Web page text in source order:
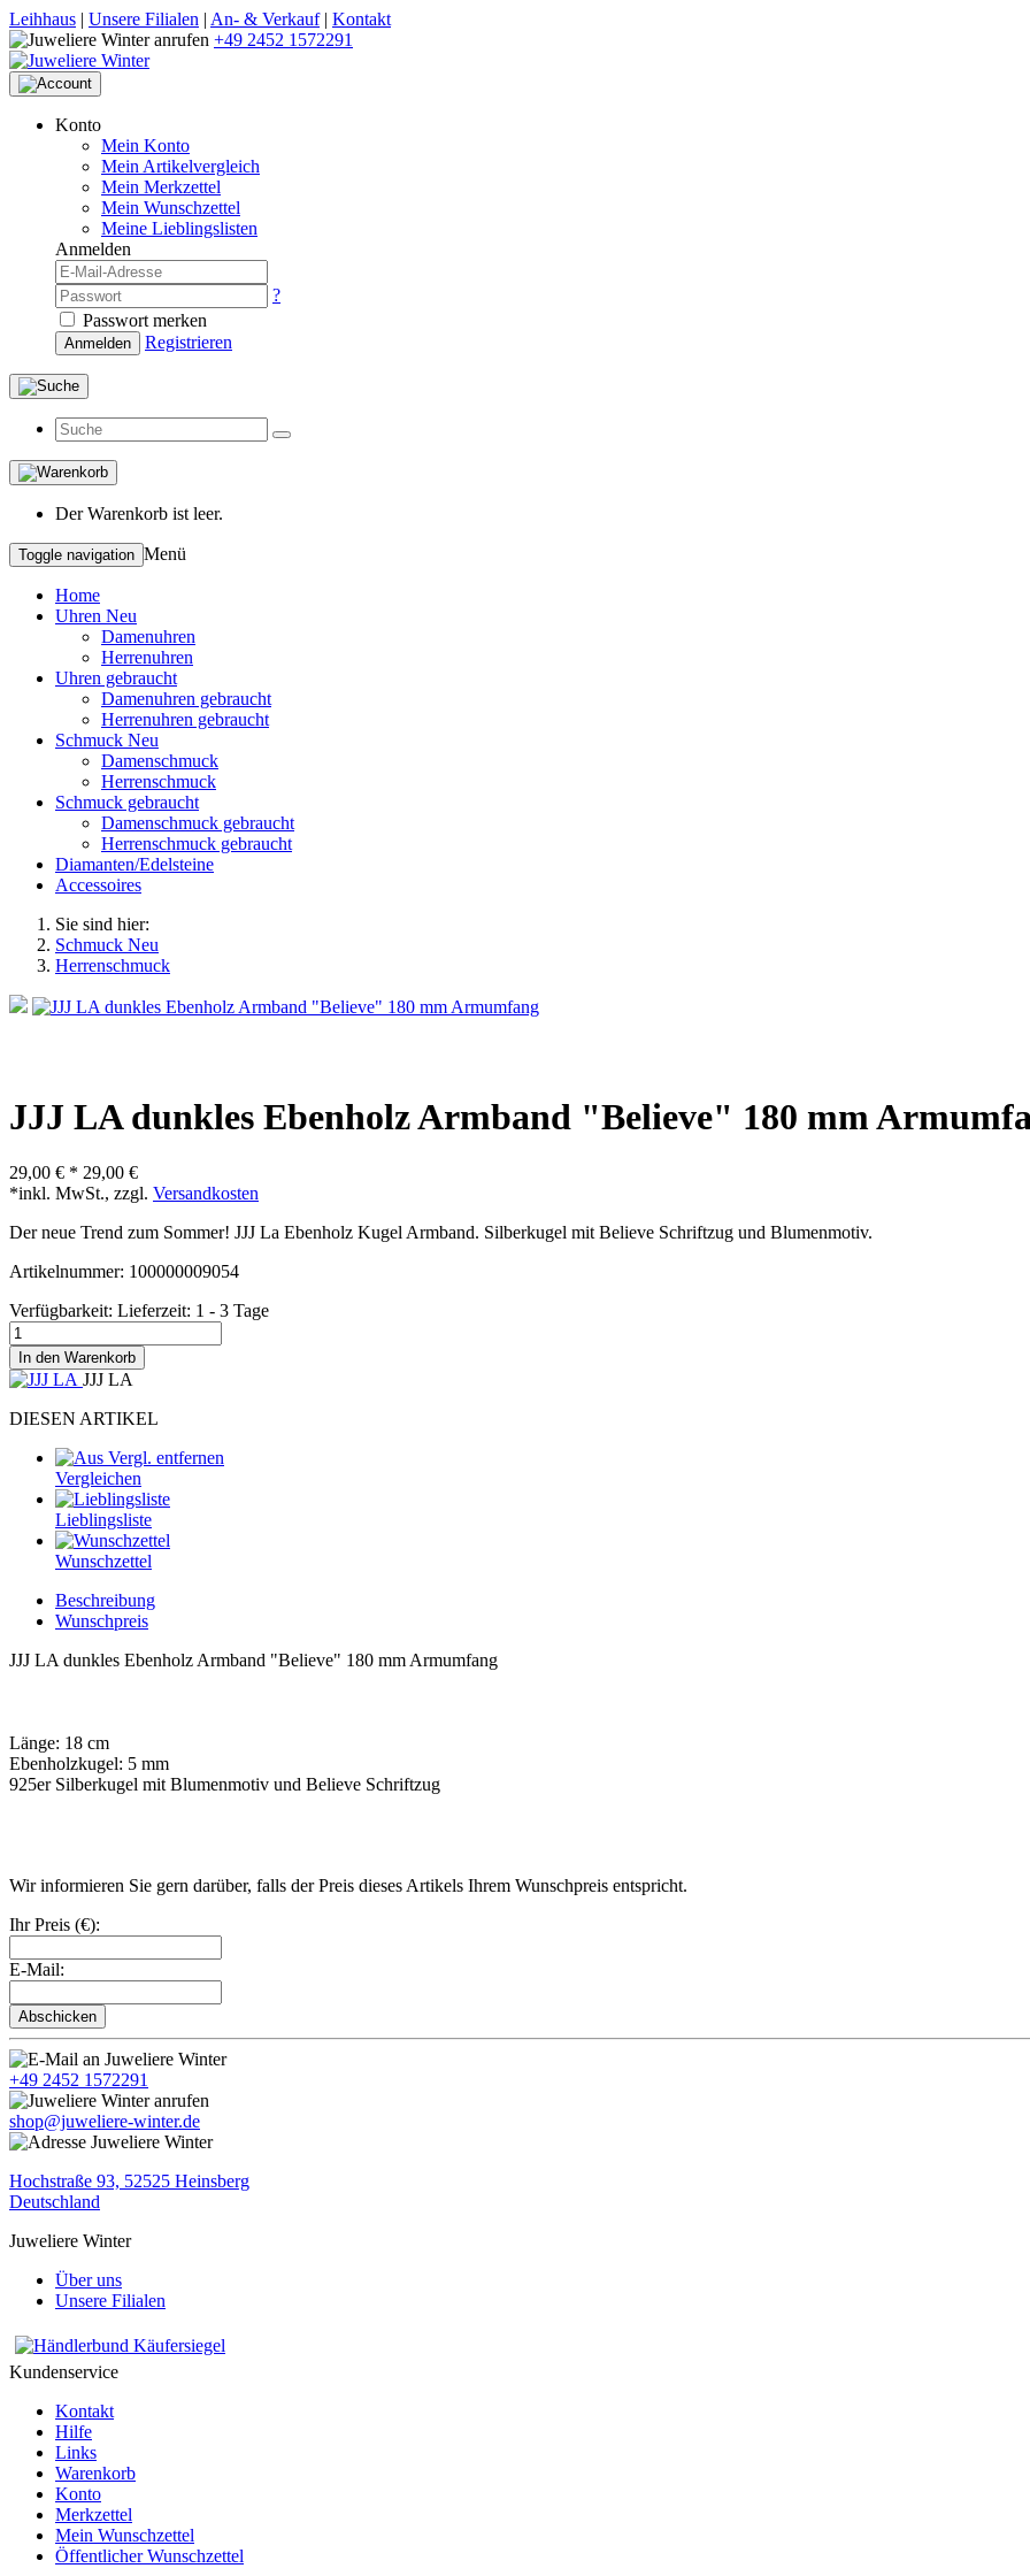
Leihhaus | Unsere Filialen | An- & Verkauf| Kontakt
+49 2452 1572291
Konto
Mein Konto
Mein Artikelvergleich
Mein Merkzettel
Mein Wunschzettel
Meine Lieblingslisten
Anmelden
?
Passwort merken
Anmelden Registrieren
Der Warenkorb ist leer.
Toggle navigation Menü
Home
Uhren Neu
Damenuhren
Herrenuhren
Uhren gebraucht
Damenuhren gebraucht
Herrenuhren gebraucht
Schmuck Neu
Damenschmuck
Herrenschmuck
Schmuck gebraucht
Damenschmuck gebraucht
Herrenschmuck gebraucht
Diamanten/Edelsteine
Accessoires
Sie sind hier:
Schmuck Neu
Herrenschmuck
JJJ LA dunkles Ebenholz Armband "Believe" 180 mm
29,00 € * 29,00 €
*inkl. MwSt., zzgl. Versandkosten
Der neue Trend zum Sommer! JJJ La Ebenholz Kugel Armband. Silberkugel mit Believe Schriftzug und Blumenmotiv.
Artikelnummer: 100000009054
Verfügbarkeit: Lieferzeit: 1 - 3 Tage
In den Warenkorb
JJJ LA
DIESEN ARTIKEL
Vergleichen
Lieblingsliste
Wunschzettel
Beschreibung
Wunschpreis
JJJ LA dunkles Ebenholz Armband "Believe" 180 mm Armumfang
Länge: 18 cm
Ebenholzkugel: 5 mm
925er Silberkugel mit Blumenmotiv und Believe Schriftzug
Wir informieren Sie gern darüber, falls der Preis dieses Artikels Ihrem Wunschpreis entspricht.
Ihr Preis (€):
E-Mail:
Abschicken
+49 2452 1572291
shop@juweliere-winter.de
Hochstraße 93, 52525 Heinsberg
Deutschland
Juweliere Winter
Über uns
Unsere Filialen
Kundenservice
Kontakt
Hilfe
Links
Warenkorb
Konto
Merkzettel
Mein Wunschzettel
Öffentlicher Wunschzettel